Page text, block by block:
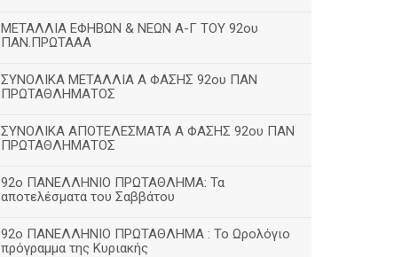
ΜΕΤΑΛΛΙΑ ΕΦΗΒΩΝ & ΝΕΩΝ Α-Γ ΤΟΥ 92ου
ΠΑΝ.ΠΡΩΤΑΑΑ
ΣΥΝΟΛΙΚΑ ΜΕΤΑΛΛΙΑ Α ΦΑΣΗΣ 92ου ΠΑΝ
ΠΡΩΤΑΘΛΗΜΑΤΟΣ
ΣΥΝΟΛΙΚΑ ΑΠΟΤΕΛΕΣΜΑΤΑ Α ΦΑΣΗΣ 92ου ΠΑΝ
ΠΡΩΤΑΘΛΗΜΑΤΟΣ
92ο ΠΑΝΕΛΛΗΝΙΟ ΠΡΩΤΑΘΛΗΜΑ: Τα
αποτελέσματα του Σαββάτου
92ο ΠΑΝΕΛΛΗΝΙΟ ΠΡΩΤΑΘΛΗΜΑ : Το Ωρολόγιο
πρόγραμμα της Κυριακής